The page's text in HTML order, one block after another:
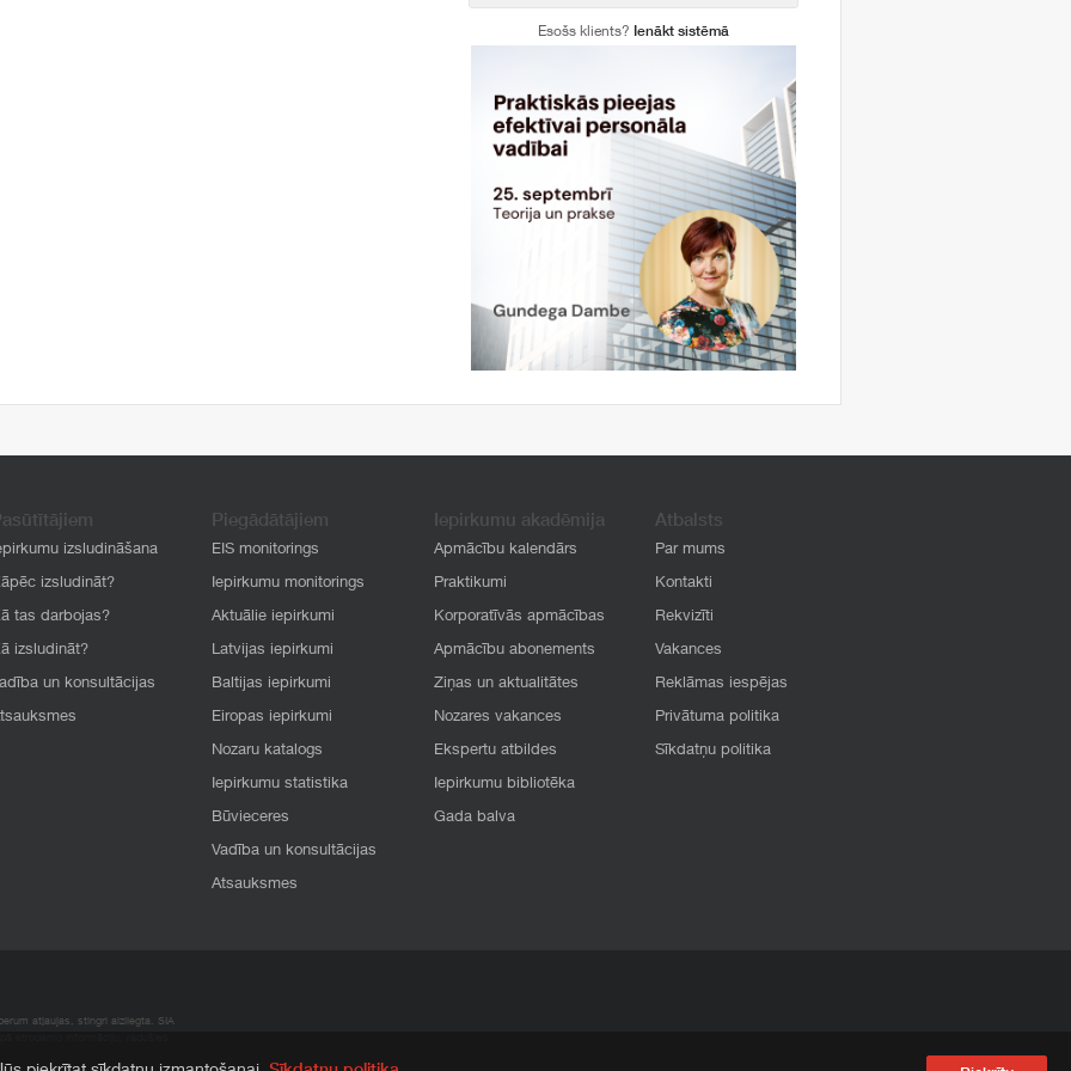
Esošs klients? Ienākt sistēmā
izsludināšana
izsludināt?
tas darbojas?
izsludināt?
un konsultācijas
Piegādātājiem
EIS monitorings
Iepirkumu monitorings
Aktuālie iepirkumi
Latvijas iepirkumi
Baltijas iepirkumi
Eiropas iepirkumi
Nozaru katalogs
Iepirkumu statistika
Būvieceres
Vadība un konsultācijas
Atsauksmes
Iepirkumu akadēmija
Apmācību kalendārs
Praktikumi
Korporatīvās apmācības
Apmācību abonements
Ziņas un aktualitātes
Nozares vakances
Ekspertu atbildes
Iepirkumu bibliotēka
Gada balva
Atbalsts
Par mums
Kontakti
Rekvizīti
Vakances
Reklāmas iespējas
Privātuma politika
Sīkdatņu politika
atļaujas, stingri aizliegta. SIA